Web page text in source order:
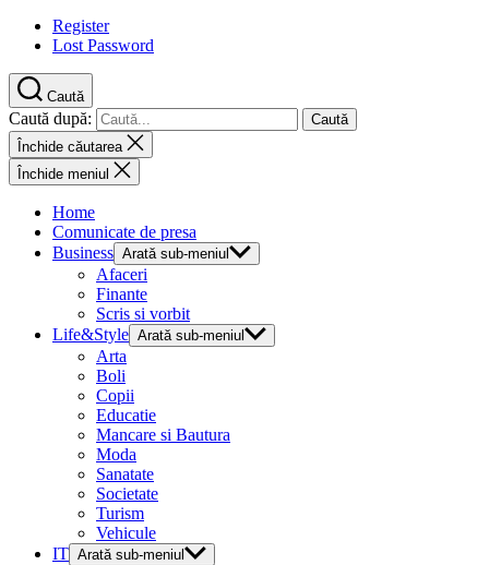
Register
Lost Password
Caută
Caută după:
Închide căutarea
Închide meniul
Home
Comunicate de presa
Business Arată sub-meniul
Afaceri
Finante
Scris si vorbit
Life&Style Arată sub-meniul
Arta
Boli
Copii
Educatie
Mancare si Bautura
Moda
Sanatate
Societate
Turism
Vehicule
IT Arată sub-meniul